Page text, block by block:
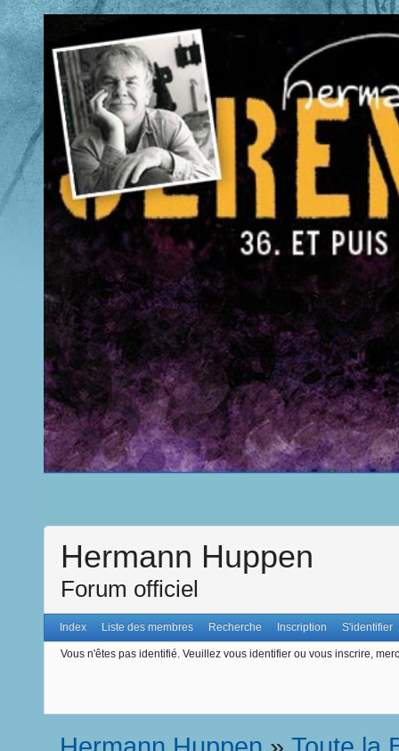
Hermann Huppen
Forum officiel
Index Liste des membres Recherche Inscription S'identifier
Vous n'êtes pas identifié. Veuillez vous identifier ou vous inscrire,